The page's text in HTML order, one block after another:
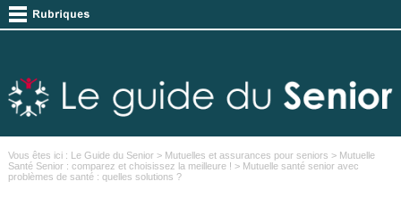
Vous êtes ici : Le Guide du Senior> Mutuelles et assurances pour seniors > Mutuelle
Santé Senior : comparez et choisissez la meilleure ! > Mutuelle santé senior avec
problèmes de santé : quelles solutions ?